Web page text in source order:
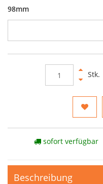
98mm
Stk.
sofort verfügbar
Beschreibung